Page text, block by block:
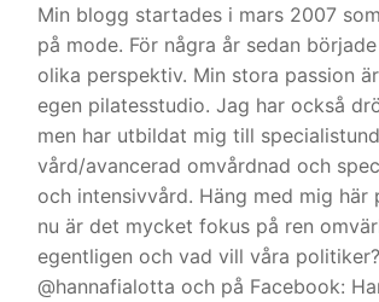
Min blogg startades i mars 2007
på mode. För några år sedan
olika perspektiv. Min stora passion
egen pilatesstudio. Jag har också
men har utbildat mig till
vård/avancerad omvårdnad och
och intensivvård. Häng med mig
nu är det mycket fokus på ren
egentligen och vad vill våra
@hannafialotta och på Facebook: